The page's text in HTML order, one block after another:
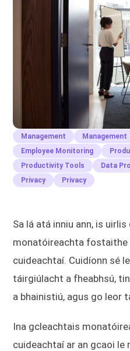
Management Management
Employee Monitoring
Productivity Tools
Data
Privacy
Privacy
Sa lá atá inniu ann, is
monatóireachta fostaithe
cuideachtaí. Cuidíonn sé
táirgiúlacht a fheabhsú,
a bhainistiú, agus go leor
Ina gcleachtais
cuideachtaí ar an gcaoi le